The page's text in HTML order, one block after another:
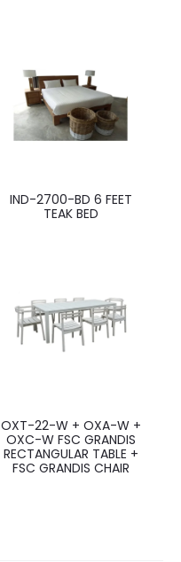
IND-2700-BD 6 FEET
TEAK BED
OXT-22-W + OXA-W +
OXC-W FSC GRANDIS
RECTANGULAR TABLE +
FSC GRANDIS CHAIR